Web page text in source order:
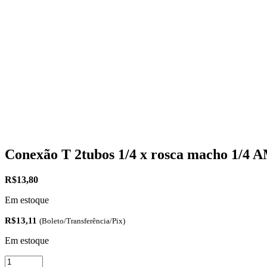
Conexão T 2tubos 1/4 x rosca macho 1/4
R$13,80
Em estoque
R$13,11 (Boleto/Transferência/Pix)
Em estoque
Conexão